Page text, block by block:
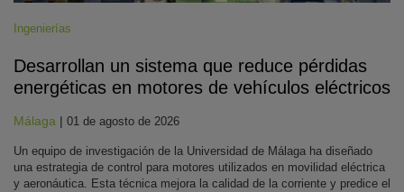
Ingenierías
Desarrollan un sistema que reduce pérdidas
energéticas en motores de vehículos eléctricos
Málaga | 01 de agosto de 2026
Un equipo de investigación de la Universidad de Málaga ha diseñado
una estrategia de control para motores utilizados en movilidad eléctrica
y aeronáutica. Esta técnica mejora la calidad de la corriente y predice el